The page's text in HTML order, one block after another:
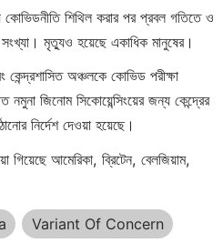
শিথিল করার পর প্রবল গতিতে ও
মৃত্যুও হয়েছে একাধিক মানুষের।
কেন্দ্রশাসিত অঞ্চলকে কোভিড পরীক্ষা
নমুনা জিনোম সিকোয়েন্সিংয়ের জন্য কেন্দ্রের
নির্দেশ দেওয়া হয়েছে।
আমেরিকা, ব্রিটেন, বেলজিয়াম,
Variant Of Concern